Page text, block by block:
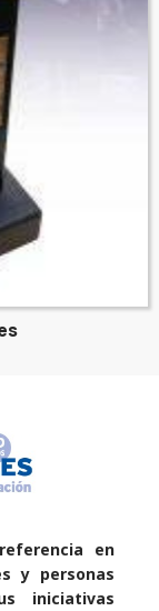
en
y personas
iniciativas